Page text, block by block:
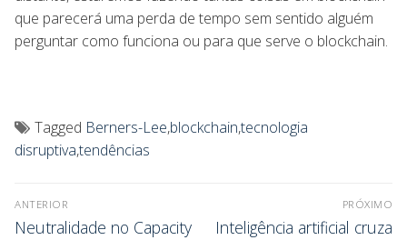
que parecerá uma perda de tempo sem sentido alguém
perguntar como funciona ou para que serve o blockchain.
Tagged Berners-Lee,blockchain,tecnologia
disruptiva,tendências
ANTERIOR
Neutralidade no Capacity
PRÓXIMO
Inteligência artificial cruza